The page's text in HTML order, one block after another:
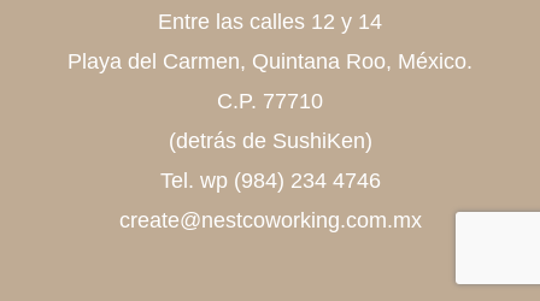
Entre las calles 12 y 14
Playa del Carmen, Quintana Roo, México.
C.P. 77710
(detrás de SushiKen)
Tel. wp (984) 234 4746
create@nestcoworking.com.mx